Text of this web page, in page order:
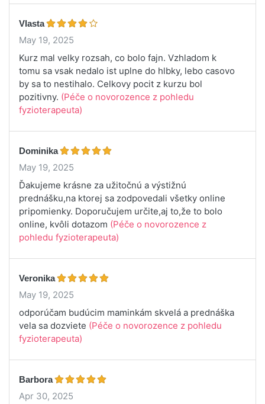
Vlasta
May 19, 2025
Kurz mal velky rozsah, co bolo fajn. Vzhladom k
tomu sa vsak nedalo ist uplne do hlbky, lebo casovo
by sa to nestihalo. Celkovy pocit z kurzu bol
pozitivny. (Péče o novorozence z pohledu
fyzioterapeuta)
Dominika
May 19, 2025
Ďakujeme krásne za užitočnú a výstižnú
prednášku,na ktorej sa zodpovedali všetky online
pripomienky. Doporučujem určite,aj to,že to bolo
online, kvôli dotazom (Péče o novorozence z
pohledu fyzioterapeuta)
Veronika
May 19, 2025
odporúčam budúcim maminkám skvelá a prednáška
vela sa dozviete (Péče o novorozence z pohledu
fyzioterapeuta)
Barbora
Apr 30, 2025